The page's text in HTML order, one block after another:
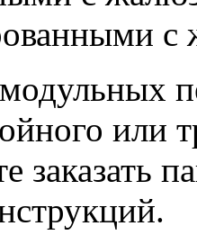
с
или
заказать